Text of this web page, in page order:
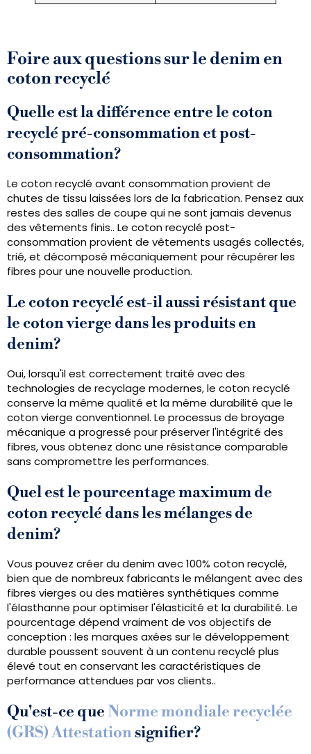
Foire aux questions sur le denim en
coton recyclé
Quelle est la différence entre le coton
recyclé pré-consommation et post-
consommation?
Le coton recyclé avant consommation provient de
chutes de tissu laissées lors de la fabrication. Pensez aux
restes des salles de coupe qui ne sont jamais devenus
des vêtements finis.. Le coton recyclé post-
consommation provient de vêtements usagés collectés,
trié, et décomposé mécaniquement pour récupérer les
fibres pour une nouvelle production.
Le coton recyclé est-il aussi résistant que
le coton vierge dans les produits en
denim?
Oui, lorsqu'il est correctement traité avec des
technologies de recyclage modernes, le coton recyclé
conserve la même qualité et la même durabilité que le
coton vierge conventionnel. Le processus de broyage
mécanique a progressé pour préserver l'intégrité des
fibres, vous obtenez donc une résistance comparable
sans compromettre les performances.
Quel est le pourcentage maximum de
coton recyclé dans les mélanges de
denim?
Vous pouvez créer du denim avec 100% coton recyclé,
bien que de nombreux fabricants le mélangent avec des
fibres vierges ou des matières synthétiques comme
l'élasthanne pour optimiser l'élasticité et la durabilité. Le
pourcentage dépend vraiment de vos objectifs de
conception : les marques axées sur le développement
durable poussent souvent à un contenu recyclé plus
élevé tout en conservant les caractéristiques de
performance attendues par vos clients..
Qu'est-ce queNorme mondiale recyclée
(GRS) Attestationsignifier?